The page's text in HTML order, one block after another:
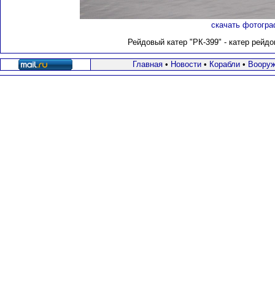
скачать
Рейдовый катер "РК-399" - катер
Главная• Новости• Корабли•